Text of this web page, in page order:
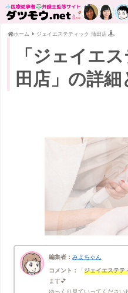
ホーム ジェイエステティック 蒲田店
「ジェイエ
田店」の詳細
編集者： みよちゃん
コメント：
ジェイエステテ
ます💕
ゆっくり見ていってください